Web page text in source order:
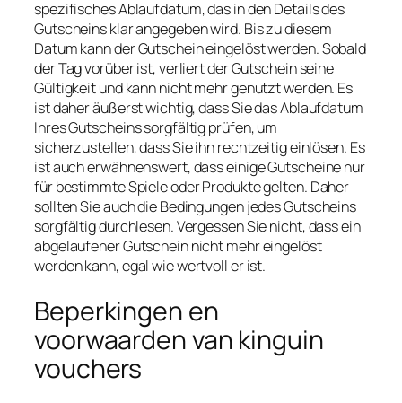
spezifisches Ablaufdatum, das in den Details des
Gutscheins klar angegeben wird. Bis zu diesem
Datum kann der Gutschein eingelöst werden. Sobald
der Tag vorüber ist, verliert der Gutschein seine
Gültigkeit und kann nicht mehr genutzt werden. Es
ist daher äußerst wichtig, dass Sie das Ablaufdatum
Ihres Gutscheins sorgfältig prüfen, um
sicherzustellen, dass Sie ihn rechtzeitig einlösen. Es
ist auch erwähnenswert, dass einige Gutscheine nur
für bestimmte Spiele oder Produkte gelten. Daher
sollten Sie auch die Bedingungen jedes Gutscheins
sorgfältig durchlesen. Vergessen Sie nicht, dass ein
abgelaufener Gutschein nicht mehr eingelöst
werden kann, egal wie wertvoll er ist.
Beperkingen en
voorwaarden van kinguin
vouchers